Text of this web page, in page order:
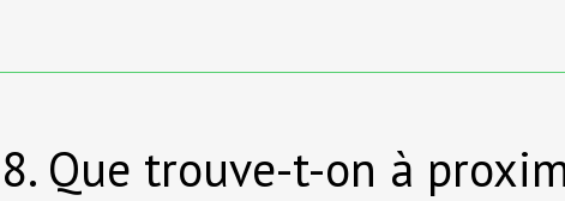
8. Que trouve-t-on à